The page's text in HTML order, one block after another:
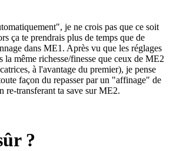
je ne crois pas que ce soit
ça te prendrais plus de temps que de
dans ME1. Après vu que les réglages
la même richesse/finesse que ceux de ME2
à l'avantage du premier), je pense
façon du repasser par un "affinage" de
re-transferant ta save sur ME2.
?